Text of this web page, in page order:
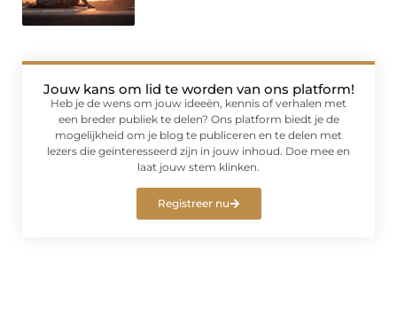
Jouw kans om lid te worden van ons platform!
Heb je de wens om jouw ideeën, kennis of verhalen met
een breder publiek te delen? Ons platform biedt je de
mogelijkheid om je blog te publiceren en te delen met
lezers die geïnteresseerd zijn in jouw inhoud. Doe mee en
laat jouw stem klinken.
Registreer nu